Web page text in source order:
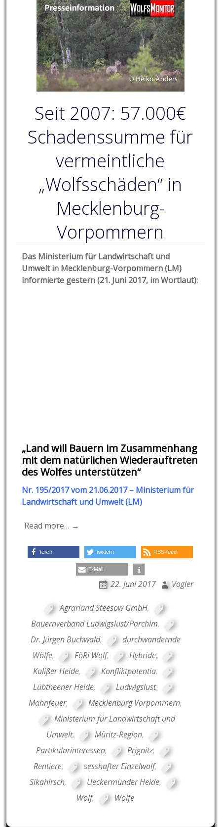
Seit 2007: 57.000€
Schadenssumme für
vermeintliche
„Wolfsschäden“ in
Mecklenburg-
Vorpommern
Das Ministerium für Landwirtschaft und
Umwelt in Mecklenburg-Vorpommern (LM)
informierte gestern (21. Juni 2017, im Wortlaut):
„Land will Bauern im Zusammenhang
mit dem natürlichen Wiederauftreten
des Wolfes unterstützen“
Nr. 195/2017 vom 21.06.2017 – Ministerium für
Landwirtschaft und Umwelt (LM)
Read more… →
teilen twittern RSS-feed
E-Mail
22. Juni 2017 Vogler
Agrarland Steesow GmbH,
Bauernverband Ludwigslust/Parchim,
Dr. Jürgen Buchwald,
durchwandernde
Wölfe, FöRi Wolf, Hybride,
Kalißer Heide, Konfliktpotentia,
Lübtheener Heide, Ludwigslust,
Mahnfeuer, Mecklenburg Vorpommern,
Ministerium für Landwirtschaft und
Umwelt, Müritz-Region,
Partikularinteressen, Prignitz,
Rentiere, sesshafter Einzelwolf,
Sikahirsch, Ueckermünder Heide,
Wolf, Wölfe